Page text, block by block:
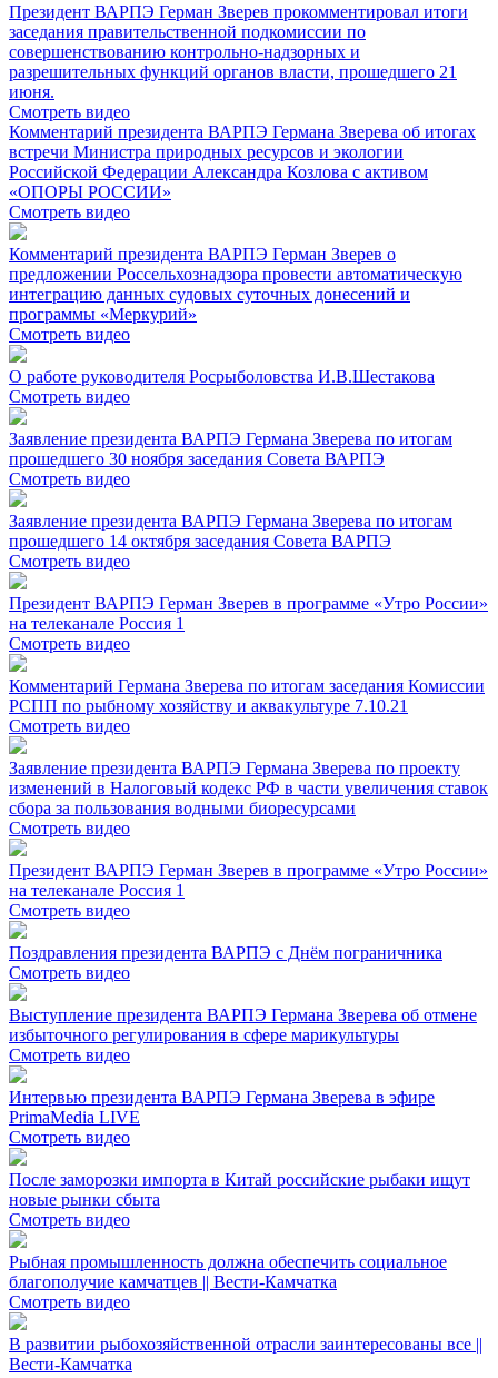
Президент ВАРПЭ Герман Зверев прокомментировал итоги
заседания правительственной подкомиссии по
совершенствованию контрольно-надзорных и
разрешительных функций органов власти, прошедшего 21
июня.
Смотреть видео
Комментарий президента ВАРПЭ Германа Зверева об итогах
встречи Министра природных ресурсов и экологии
Российской Федерации Александра Козлова с активом
«ОПОРЫ РОССИИ»
Смотреть видео
Комментарий президента ВАРПЭ Герман Зверев о
предложении Россельхознадзора провести автоматическую
интеграцию данных судовых суточных донесений и
программы «Меркурий»
Смотреть видео
О работе руководителя Росрыболовства И.В.Шестакова
Смотреть видео
Заявление президента ВАРПЭ Германа Зверева по итогам
прошедшего 30 ноября заседания Совета ВАРПЭ
Смотреть видео
Заявление президента ВАРПЭ Германа Зверева по итогам
прошедшего 14 октября заседания Совета ВАРПЭ
Смотреть видео
Президент ВАРПЭ Герман Зверев в программе «Утро России»
на телеканале Россия 1
Смотреть видео
Комментарий Германа Зверева по итогам заседания Комиссии
РСПП по рыбному хозяйству и аквакультуре 7.10.21
Смотреть видео
Заявление президента ВАРПЭ Германа Зверева по проекту
изменений в Налоговый кодекс РФ в части увеличения ставок
сбора за пользования водными биоресурсами
Смотреть видео
Президент ВАРПЭ Герман Зверев в программе «Утро России»
на телеканале Россия 1
Смотреть видео
Поздравления президента ВАРПЭ с Днём пограничника
Смотреть видео
Выступление президента ВАРПЭ Германа Зверева об отмене
избыточного регулирования в сфере марикультуры
Смотреть видео
Интервью президента ВАРПЭ Германа Зверева в эфире
PrimaMedia LIVE
Смотреть видео
После заморозки импорта в Китай российские рыбаки ищут
новые рынки сбыта
Смотреть видео
Рыбная промышленность должна обеспечить социальное
благополучие камчатцев || Вести-Камчатка
Смотреть видео
В развитии рыбохозяйственной отрасли заинтересованы все ||
Вести-Камчатка